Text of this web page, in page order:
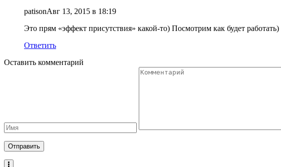
patisonАвг 13, 2015 в 18:19
Это прям «эффект присутствия» какой-то) Посмотрим как будет работать)
Ответить
Оставить комментарий